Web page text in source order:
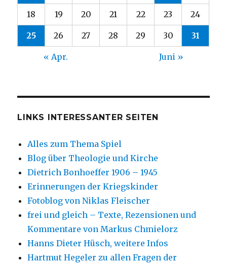
18 19 20 21 22 23 24
25 26 27 28 29 30 31
« Apr. Juni »
LINKS INTERESSANTER SEITEN
Alles zum Thema Spiel
Blog über Theologie und Kirche
Dietrich Bonhoeffer 1906 – 1945
Erinnerungen der Kriegskinder
Fotoblog von Niklas Fleischer
frei und gleich – Texte, Rezensionen und
Kommentare von Markus Chmielorz
Hanns Dieter Hüsch, weitere Infos
Hartmut Hegeler zu allen Fragen der